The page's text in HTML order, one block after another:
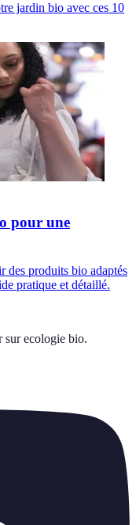
jardin bio avec ces 10
pour une
des produits bio adaptés
pratique et détaillé.
sur ecologie bio.